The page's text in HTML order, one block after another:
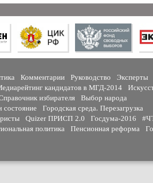
Комментарии Руководство
Эксперты
кандидатов в МГД-2014
избирателя
Выбор народа
Городская среда. Перезагрузка
Quizer ПРИСП 2.0 Госдума-2016
политика Пенсионная реформа